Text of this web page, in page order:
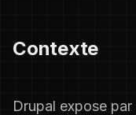
Contexte
Drupal expose